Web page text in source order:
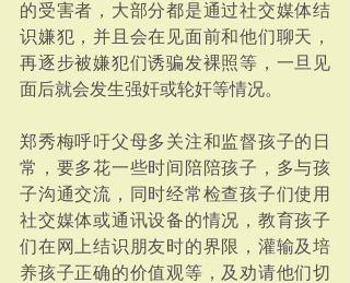
的受害者，大部分都是通过社交媒体结
识嫌犯，并且会在见面前和他们聊天，
再逐步被嫌犯们诱骗发裸照等，一旦见
面后就会发生强奸或轮奸等情况。
郑秀梅呼吁父母多关注和监督孩子的日
常，要多花一些时间陪陪孩子，多与孩
子沟通交流，同时经常检查孩子们使用
社交媒体或通讯设备的情况，教育孩子
们在网上结识朋友时的界限，灌输及培
养孩子正确的价值观等，及劝请他们切